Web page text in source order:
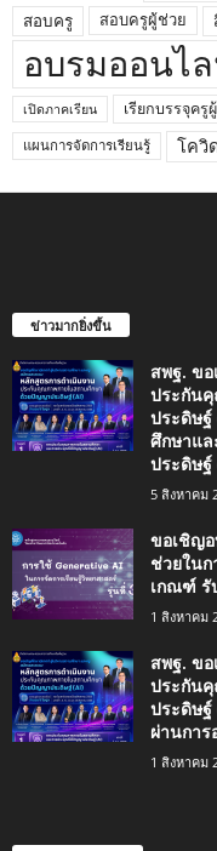
สอบครู สอบครูผู้ช่วย
อบรมออนไ
เปิดภาคเรียน เรียกบรรจุครู
แผนการจัดการเรียนรู้ โควิ
ข่าวมากยิ่งขึ้น
สพฐ. ข
ประกัน
ประดิษฐ์
ศึกษาแ
ประดิษฐ์
5 สิงหาคม
ขอเชิญอ
ช่วยในก
เกณฑ์ รั
1 สิงหาคม
สพฐ. ข
ประกัน
ประดิษฐ์
ผ่านการ
1 สิงหาคม